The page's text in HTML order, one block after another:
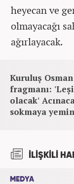
heyecan ve
olmayacağı
ağırlayacak.
Kuruluş
fragmanı:
olacak'
sokmaya
İLİŞKİLİ
MEDYA